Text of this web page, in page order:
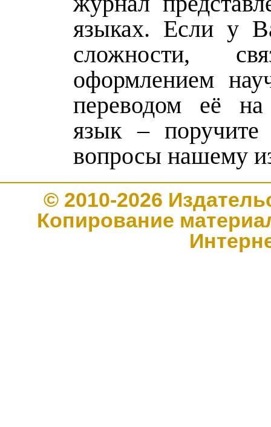
языках. Если у
сложности,
оформлением
переводом её на
язык –
вопросы нашему
© 2010-2026
Копирование